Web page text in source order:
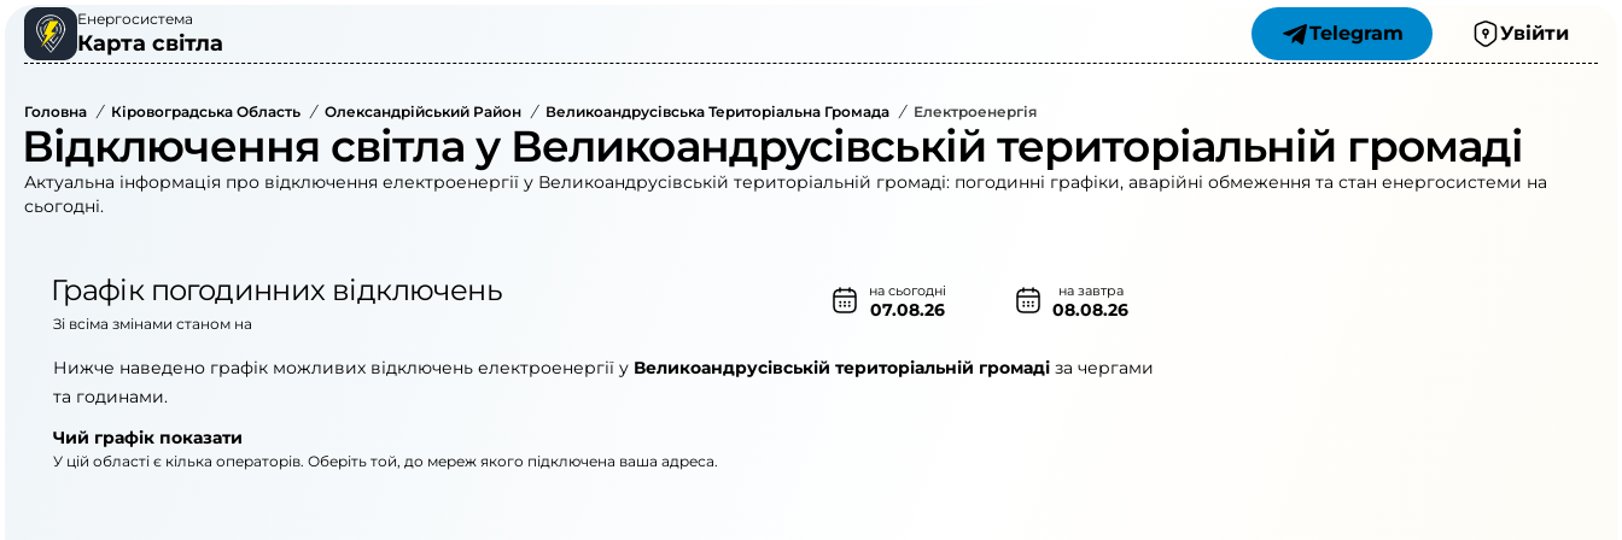
Енергосистема
Карта світла Telegram Увійти
Головна / Кіровоградська Область / Олександрійський Район / Великоандрусівська Територіальна Громада / Електроенергія
Відключення світла у Великоандрусівській територіальній громаді
Актуальна інформація про відключення електроенергії у Великоандрусівській територіальній громаді: погодинні графіки, аварійні обмеження та стан енергосистеми на
сьогодні.
Графік погодинних відключень на сьогодні
07.08.26
на завтра
08.08.26
Зі всіма змінами станом на
Нижче наведено графік можливих відключень електроенергії у Великоандрусівській територіальній громаді за чергами
та годинами.
Чий графік показати
У цій області є кілька операторів. Оберіть той, до мереж якого підключена ваша адреса.